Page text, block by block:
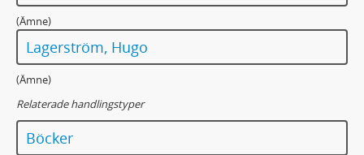
(Ämne)
Lagerström, Hugo
(Ämne)
Relaterade handlingstyper
Böcker